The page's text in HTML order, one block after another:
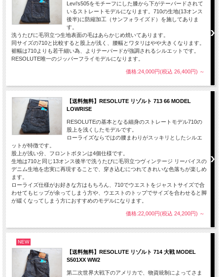
Levi's505をモチーフにした膝から下がテーパードされて
いるストレートモデルになります。710の生地(13オンス
後半)に防縮加工（サンフォライズド）を施してありま
す。
洗うたびに毛羽立つ生地表面の毛はあらかじめ焼いてあります。
同サイズの710と比較すると股上が浅く、腰幅とワタリはやや大きくなります。
裾幅は710よりも若干細い為、よりテーパードが強調されるシルエットです。
RESOLUTE唯一のジッパーフライモデルになります。
価格:24,000円(税込 26,400円) ～
【送料無料】RESOLUTE リゾルト 713 66 MODEL
LOWRISE
RESOLUTEの基本となる細身のストレートモデル710の
股上を浅くしたモデルです。
ローライズならではの腰まわりがスッキリとしたシルエ
ットが特徴です。
股上が浅い分、フロントボタンは4個仕様です。
生地は710と同じ13オンス後半で洗うたびに毛羽立つヴィンテージ リーバイスの
デニム生地を忠実に再現することで、穿き込むにつれてきれいな色落ちが楽しめ
ます。
ローライズ仕様がお好きな方はもちろん、710でウエストをジャストサイズで合
わせてもヒップが余ってしまう方や、ウエストのトップでサイズを合わせると脚
が緩くなってしまう方におすすめのモデルになります。
価格:22,000円(税込 24,200円) ～
NEW
【送料無料】RESOLUTE リゾルト 714 大戦 MODEL
S501XX WW2
第二次世界大戦下のアメリカで、物資統制によってさま